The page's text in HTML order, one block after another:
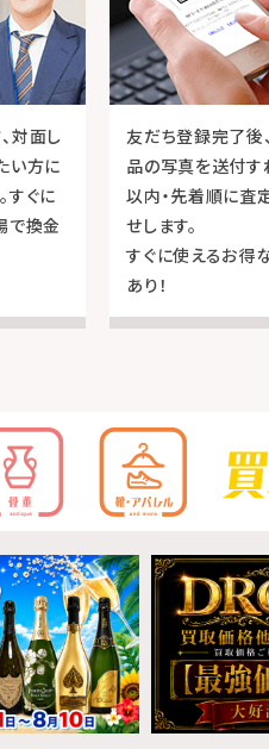
対面し
い方に
すぐに
で換金
友だち登録完了後
品の写真を送付す
以内・先着順に査
せします。
すぐに使えるお得
あり！